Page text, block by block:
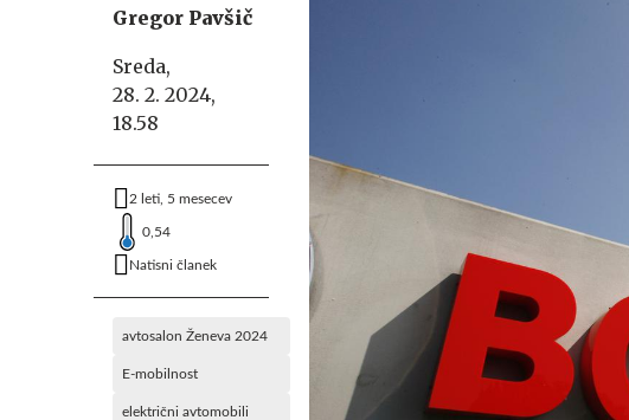
Gregor Pavšič
Sreda,
28. 2. 2024,
18.58
2 leti, 5 mesecev
0,54
Natisni članek
avtosalon Ženeva 2024
E-mobilnost
električni avtomobili